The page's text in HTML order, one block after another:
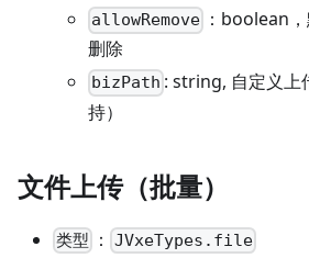
allowRemove ：boolean
删除
bizPath : string, 自定义上
持）
文件上传（批量）
类型 ： JVxeTypes.file